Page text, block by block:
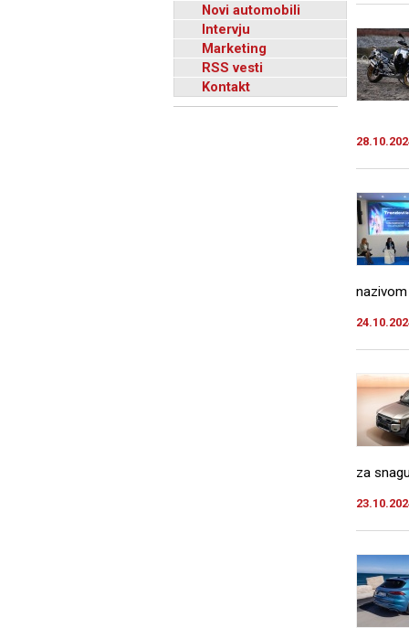
Novi automobili
Intervju
Marketing
RSS vesti
Kontakt
za